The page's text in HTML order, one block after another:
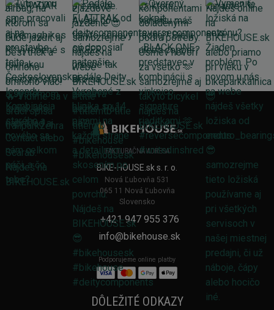
FAKTURAČNÁ ADRESA
BIKE-HOUSE.sk s. r. o.
Nová Ľubovňa 531
065 11 Nová Ľubovňa
Slovensko
+421 947 955 376
info@bikehouse.sk
Podporujeme online platby
DÔLEŽITÉ ODKAZY